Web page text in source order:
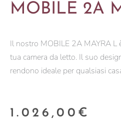
MOBILE 2A
Il nostro MOBILE 2A MAYRA L
tua camera da letto. Il suo
rendono ideale per qualsiasi
1.026,00 €